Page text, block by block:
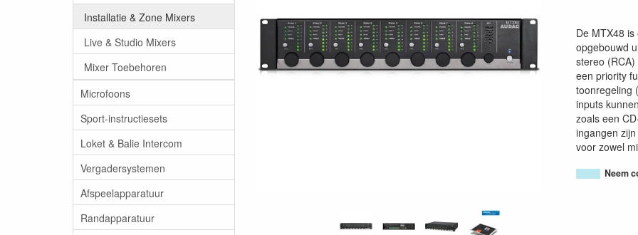
Installatie & Zone Mixers
Live & Studio Mixers
Mixer Toebehoren
Microfoons
Sport-instructiesets
Loket & Balie Intercom
Vergadersystemen
Afspeelapparatuur
Randapparatuur
De MTX48
opgebouwd
stereo
een priority
toonregeling
inputs
zoals een
ingangen
voor zowel
Neem